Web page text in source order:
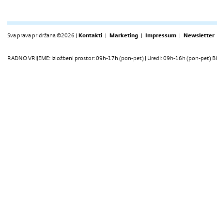
Sva prava pridržana ©2026 | Kontakti | Marketing | Impressum | Newsletter
RADNO VRIJEME: Izložbeni prostor: 09h-17h (pon-pet) | Uredi: 09h-16h (pon-pet)